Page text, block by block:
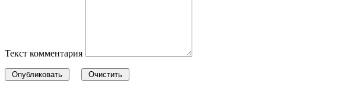
Текст комментария